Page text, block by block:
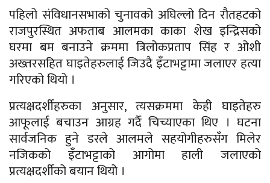
पहिलो संविधानसभाको चुनावको अघिल्लो दिन रौतहटको
राजपुरस्थित अफताब आलमका काका शेख इन्द्रिसको
घरमा बम बनाउने क्रममा त्रिलोकप्रताप सिंह र ओशी
अख्तरसहित घाइतेहरुलाई जिउदै इँटाभट्टामा जलाएर हत्या
गरिएको थियो ।
प्रत्यक्षदर्शीहरुका अनुसार, त्यसक्रममा केही घाइतेहरु
आफूलाई बचाउन आग्रह गर्दै चिच्याएका थिए । घटना
सार्वजनिक हुने डरले आलमले सहयोगीहरुसँग मिलेर
नजिकको इँटाभट्टाको आगोमा हाली जलाएको
प्रत्यक्षदर्शीको बयान थियो ।